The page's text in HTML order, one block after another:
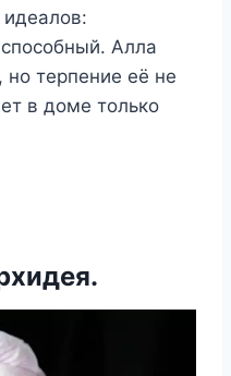
Алла
терпение её не
в доме только